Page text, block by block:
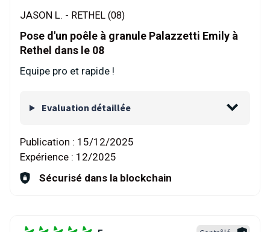
JASON L. - RETHEL (08)
Pose d'un poêle à granule Palazzetti Emily à
Rethel dans le 08
Equipe pro et rapide !
Evaluation détaillée
Publication : 15/12/2025
Expérience : 12/2025
Sécurisé dans la blockchain